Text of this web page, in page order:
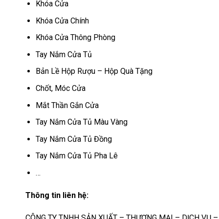
Khóa Cửa
Khóa Cửa Chính
Khóa Cửa Thông Phòng
Tay Nắm Cửa Tủ
Bản Lề Hộp Rượu – Hộp Quà Tặng
Chốt, Móc Cửa
Mắt Thần Gắn Cửa
Tay Nắm Cửa Tủ Màu Vàng
Tay Nắm Cửa Tủ Đồng
Tay Nắm Cửa Tủ Pha Lê
…
Thông tin liên hệ: